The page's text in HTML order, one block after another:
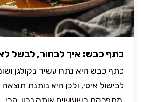
כתף כבש: איך לבחור, לבשל
כתף כבש היא נתח עשיר בקולגן
לבישול איטי, ולכן היא נותנת